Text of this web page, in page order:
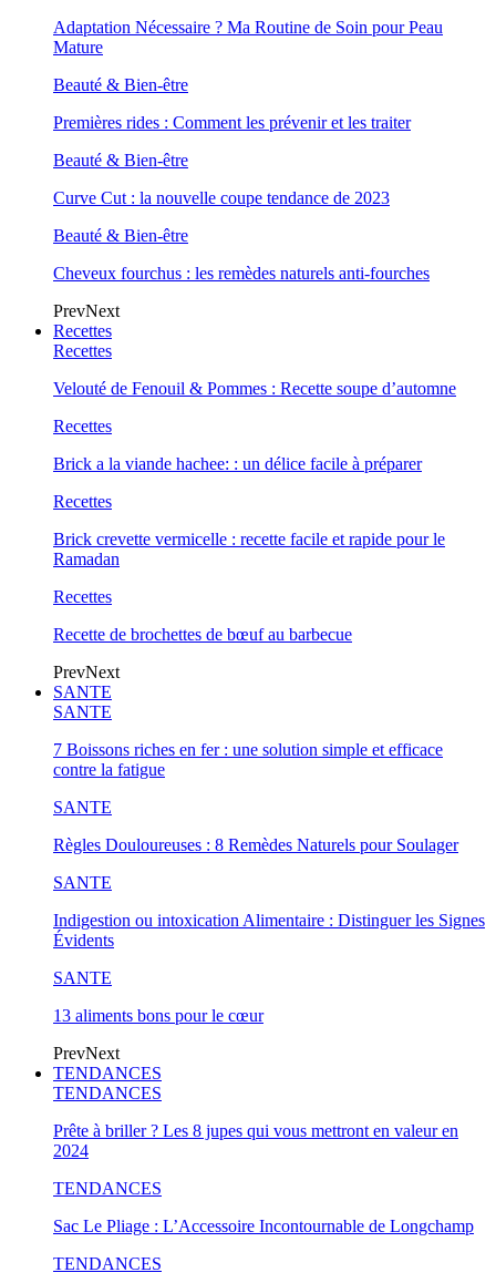
Adaptation Nécessaire ? Ma Routine de Soin pour Peau
Mature
Beauté & Bien-être
Premières rides : Comment les prévenir et les traiter
Beauté & Bien-être
Curve Cut : la nouvelle coupe tendance de 2023
Beauté & Bien-être
Cheveux fourchus : les remèdes naturels anti-fourches
PrevNext
Recettes
Recettes
Velouté de Fenouil & Pommes : Recette soupe d’automne
Recettes
Brick a la viande hachee: : un délice facile à préparer
Recettes
Brick crevette vermicelle : recette facile et rapide pour le
Ramadan
Recettes
Recette de brochettes de bœuf au barbecue
PrevNext
SANTE
SANTE
7 Boissons riches en fer : une solution simple et efficace
contre la fatigue
SANTE
Règles Douloureuses : 8 Remèdes Naturels pour Soulager
SANTE
Indigestion ou intoxication Alimentaire : Distinguer les Signes
Évidents
SANTE
13 aliments bons pour le cœur
PrevNext
TENDANCES
TENDANCES
Prête à briller ? Les 8 jupes qui vous mettront en valeur en
2024
TENDANCES
Sac Le Pliage : L’Accessoire Incontournable de Longchamp
TENDANCES